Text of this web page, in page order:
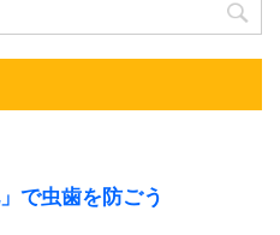
で虫歯を防ごう